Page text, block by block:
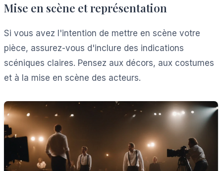
Mise en scène et représentation
Si vous avez l'intention de mettre en scène votre
pièce, assurez-vous d'inclure des indications
scéniques claires. Pensez aux décors, aux costumes
et à la mise en scène des acteurs.